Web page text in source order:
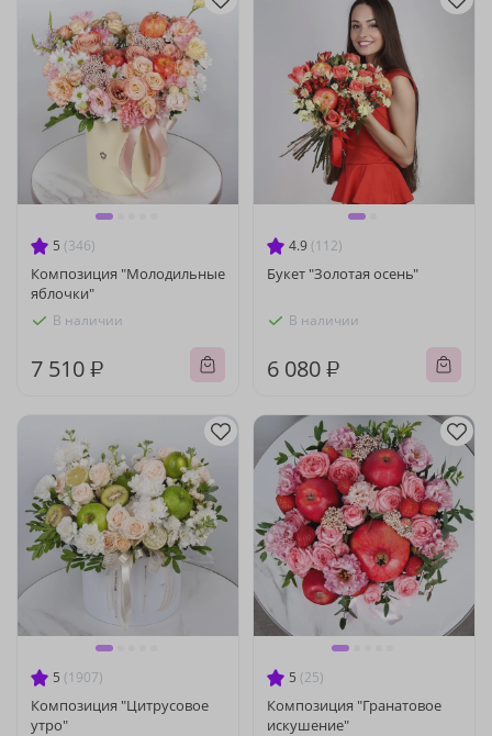
5 (346)
Композиция "Молодильные
яблочки"
В наличии
7 510 ₽
4.9 (112)
Букет "Золотая осень"
В наличии
6 080 ₽
5 (1907)
Композиция "Цитрусовое
утро"
5 (25)
Композиция "Гранатовое
искушение"